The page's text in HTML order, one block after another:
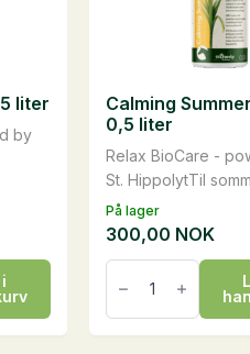
by
liter
På lager
Relax BioCare -
St. HippolytTil
Calming
0,5 liter
300,00 NOK
Calming
Summer
Lotion,
0,5
liter